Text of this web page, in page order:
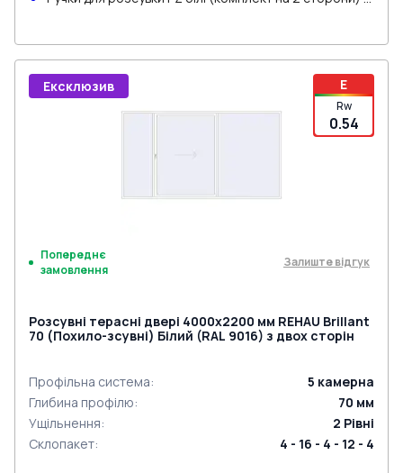
E
Rw
0.54
Ексклюзив
Попереднє
замовлення
Залиште відгук
Розсувні терасні двері 4000x2200 мм REHAU Brillant
70 (Похило-зсувні) Білий (RAL 9016) з двох сторін
Профільна система: 5 камерна
Глибина профілю: 70 мм
Ущільнення: 2 Рівні
Склопакет: 4 - 16 - 4 - 12 - 4